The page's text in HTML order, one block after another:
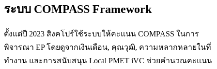
ระบบ COMPASS Framework
ตั้งแต่ปี 2023 สิงคโปร์ใช้ระบบให้คะแนน COMPASS ในการ
พิจารณา EP โดยดูจากเงินเดือน, คุณวุฒิ, ความหลากหลายในที่
ทำงาน และการสนับสนุน Local PMET iVC ช่วยคำนวณคะแนน